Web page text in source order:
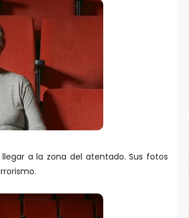
llegar a la zona del atentado. Sus fotos